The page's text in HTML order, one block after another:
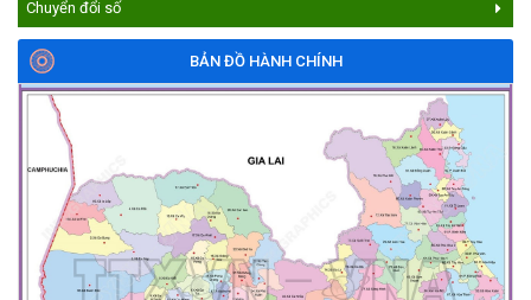
Chuyển đổi số
BẢN ĐỒ HÀNH CHÍNH